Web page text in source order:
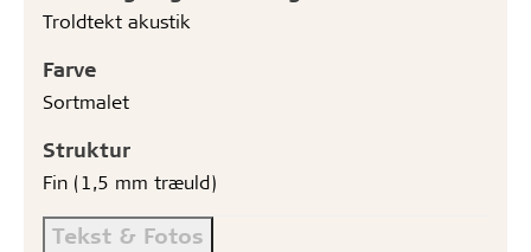
Troldtekt akustik
Farve
Sortmalet
Struktur
Fin (1,5 mm træuld)
Tekst & Fotos